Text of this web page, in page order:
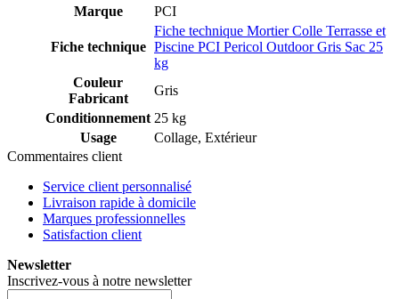
Marque
PCI
Fiche technique
Fiche technique Mortier Colle Terrasse et
Piscine PCI Pericol Outdoor Gris Sac 25
kg
Couleur
Fabricant
Gris
Conditionnement 25 kg
Usage
Collage, Extérieur
Commentaires client
Service client personnalisé
Livraison rapide à domicile
Marques professionnelles
Satisfaction client
Newsletter
Inscrivez-vous à notre newsletter